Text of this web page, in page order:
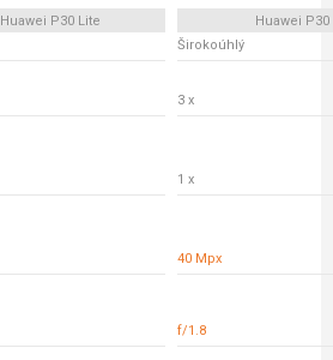
Huawei P30 Lite
Huawei P30
Širokoúhlý
3 x
1 x
40 Mpx
f/1.8